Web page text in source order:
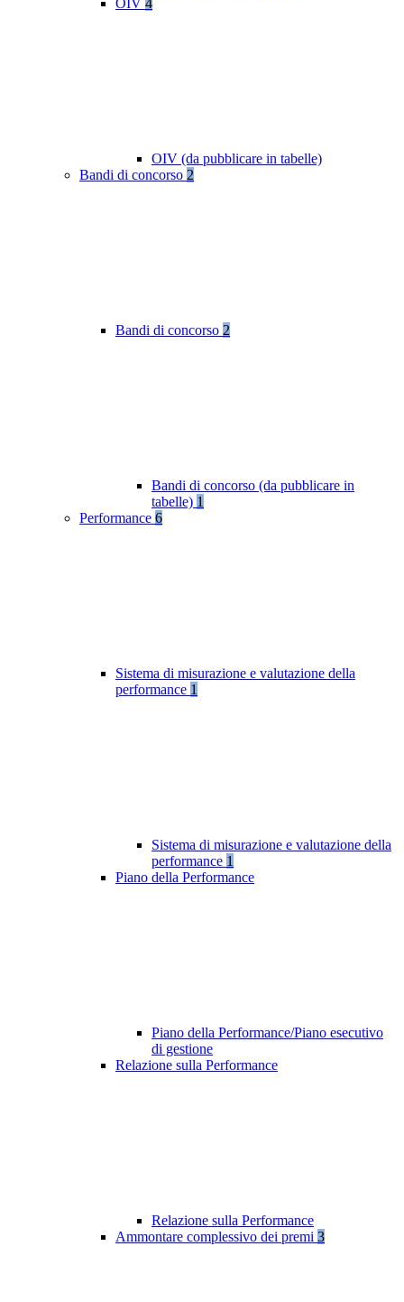
OIV 4
OIV (da pubblicare in tabelle)
Bandi di concorso 2
Bandi di concorso 2
Bandi di concorso (da pubblicare in
tabelle) 1
Performance 6
Sistema di misurazione e valutazione della
performance 1
Sistema di misurazione e valutazione della
performance 1
Piano della Performance
Piano della Performance/Piano esecutivo
di gestione
Relazione sulla Performance
Relazione sulla Performance
Ammontare complessivo dei premi 3